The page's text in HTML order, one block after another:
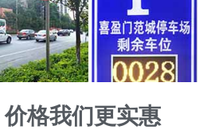
格我们更实惠